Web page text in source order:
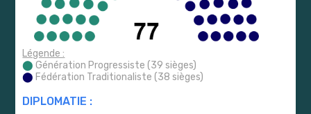
Légende :
⬤ Génération Progressiste (39 sièges)
⬤ Fédération Traditionaliste (38 sièges)
DIPLOMATIE :